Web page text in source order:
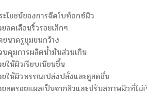
ะโยชน์ของการฉีดโบท็อกซ์ผิว
ยลดเลือนริ้วรอยเล็กๆ
ขนาดรูขุมขนกว้าง
บคุมการผลิตน้ำมันส่วนเกิน
ยให้ผิวเรียบเนียนขึ้น
ยให้ผิวพรรณเปล่งปลั่งและดูสดชื่น
ยลดรอยแผลเป็นจากสิวและปรับสภาพผิวที่ไม่